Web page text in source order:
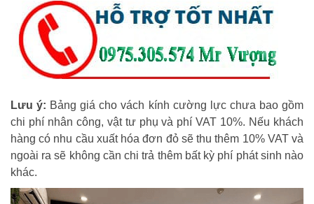
Lưu ý: Bảng giá cho vách kính cường lực chưa bao gồm
chi phí nhân công, vật tư phụ và phí VAT 10%. Nếu khách
hàng có nhu cầu xuất hóa đơn đỏ sẽ thu thêm 10% VAT và
ngoài ra sẽ không cần chi trả thêm bất kỳ phí phát sinh nào
khác.